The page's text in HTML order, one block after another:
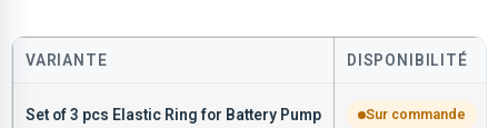
VARIANTE DISPONIBILITÉ
Set of 3 pcs Elastic Ring for Battery Pump Sur commande